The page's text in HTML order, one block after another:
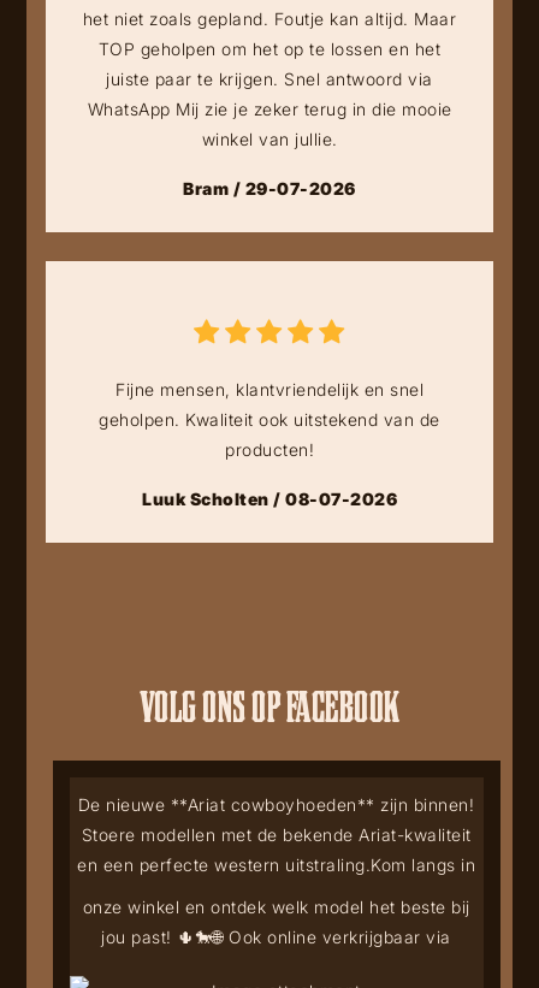
het niet zoals gepland. Foutje kan altijd. Maar
TOP geholpen om het op te lossen en het
juiste paar te krijgen. Snel antwoord via
WhatsApp Mij zie je zeker terug in die mooie
winkel van jullie.
Bram / 29-07-2026
Fijne mensen, klantvriendelijk en snel
geholpen. Kwaliteit ook uitstekend van de
producten!
Luuk Scholten / 08-07-2026
VOLG ONS OP FACEBOOK
De nieuwe **Ariat cowboyhoeden** zijn binnen!
Stoere modellen met de bekende Ariat-kwaliteit
en een perfecte western uitstraling.Kom langs in
onze winkel en ontdek welk model het beste bij
jou past! 🌵🐎🌐 Ook online verkrijgbaar via